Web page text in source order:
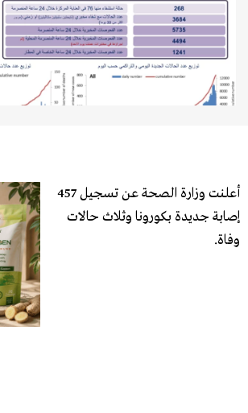
أعلنت وزارة الصحة عن تسجيل 457
إصابة جديدة بكورونا وثلاث حالات
وفاة.